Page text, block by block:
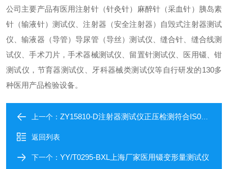
公司主要产品有医用注射针（针灸针）麻醉针（采血针）胰岛素
针（输液针）测试仪、注射器（安全注射器）自毁式注射器测试
仪、输液器（导管）导尿管（导丝）测试仪、缝合针、缝合线测
试仪、手术刀片，手术器械测试仪、留置针测试仪、医用镊、钳
测试仪，节育器测试仪、牙科器械类测试仪等自行研发的130多
种医用产品检验设备。
上一个： ZY15810-D注射器测试仪正压检测符合IS07886-2017
返回列表
下一个： YY/T0295-BXL上海厂家医用镊变形量测试仪